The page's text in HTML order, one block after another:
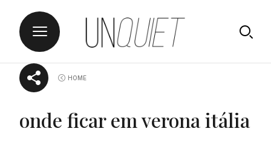
Skip
UNQUIET
HOME
onde ficar em verona itália